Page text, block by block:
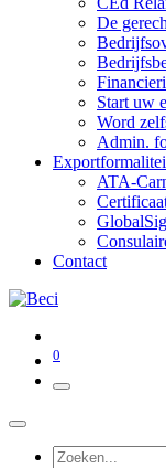
De
Start uw
Word
Admin.
ATA-
Contact
0